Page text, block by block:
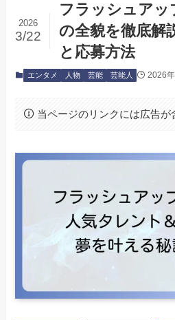
フラッシュアッ
の全貌を徹底解
と応募方法
2026
3/22
エンタメ 人物 芸能 芸能人 2026
当ページのリンクには広告が